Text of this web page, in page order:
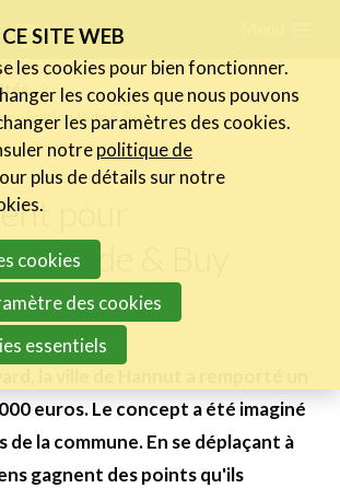
FR NL
Ride & Buy
pour
Ride & Buy
euros. Le concept a été imaginé
de la commune. En se déplaçant à
gagnent des points qu'ils
Actualités
Les nouvelles du secteur
Les FeWeb Vidéos
Les Cases des membres
Activités
Cases Gallery
Le Toolbox
SITE WEB
les cookies pour bien fonctionner.
les cookies que nous pouvons
les paramètres des cookies.
notrepolitique de
plus de détails sur notre
cookies
des cookies
essentiels